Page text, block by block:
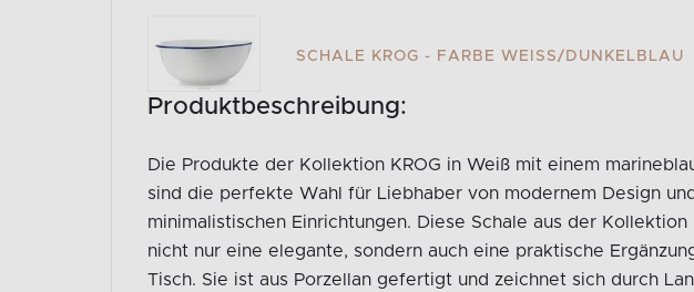
SCHALE KROG - FARBE WEISS/DUNKELBLAU
Produktbeschreibung:
Die Produkte der Kollektion KROG in Weiß mit einem
sind die perfekte Wahl für Liebhaber von modernem Design und
minimalistischen Einrichtungen. Diese Schale aus der Kollektion
nicht nur eine elegante, sondern auch eine praktische
Tisch. Sie ist aus Porzellan gefertigt und zeichnet sich durch